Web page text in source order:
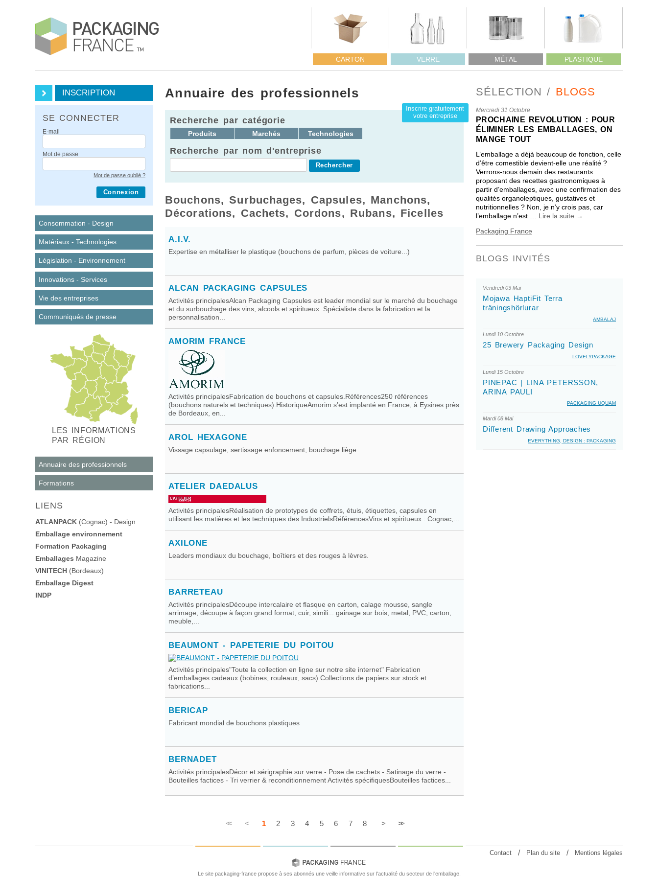
CARTON VERRE MÉTAL PLASTIQUE
INSCRIPTION
SE CONNECTER
E-mail
Mot de passe
Mot de passe oublié ?
Connexion
Consommation - Design
Matériaux - Technologies
Législation - Environnement
Innovations - Services
Vie des entreprises
Communiqués de presse
LES INFORMATIONS
PAR RÉGION
Annuaire des professionnels
Formations
LIENS
ATLANPACK (Cognac) - Design
Emballage environnement
Formation Packaging
Emballages Magazine
VINITECH (Bordeaux)
Emballage Digest
INDP
Annuaire des professionnels
Recherche par catégorie
Produits Marchés Technologies
Recherche par nom d'entreprise
Inscrire gratuitement
votre entreprise
Bouchons, Surbuchages, Capsules, Manchons,
Décorations, Cachets, Cordons, Rubans, Ficelles
A.I.V.
Expertise en métalliser le plastique (bouchons de parfum, pièces de voiture...)
ALCAN PACKAGING CAPSULES
Activités principalesAlcan Packaging Capsules est leader mondial sur le marché du bouchage
et du surbouchage des vins, alcools et spiritueux. Spécialiste dans la fabrication et la
personnalisation...
AMORIM FRANCE
Activités principalesFabrication de bouchons et capsules.Références250 références
(bouchons naturels et techniques).HistoriqueAmorim s’est implanté en France, à Eysines près
de Bordeaux, en...
AROL HEXAGONE
Vissage capsulage, sertissage enfoncement, bouchage liège
ATELIER DAEDALUS
Activités principalesRéalisation de prototypes de coffrets, étuis, étiquettes, capsules en
utilisant les matières et les techniques des IndustrielsRéférencesVins et spiritueux : Cognac,...
AXILONE
Leaders mondiaux du bouchage, boîtiers et des rouges à lèvres.
BARRETEAU
Activités principalesDécoupe intercalaire et flasque en carton, calage mousse, sangle
arrimage, découpe à façon grand format, cuir, simili... gainage sur bois, metal, PVC, carton,
meuble,...
BEAUMONT - PAPETERIE DU POITOU
Activités principales"Toute la collection en ligne sur notre site internet" Fabrication
d’emballages cadeaux (bobines, rouleaux, sacs) Collections de papiers sur stock et
fabrications...
BERICAP
Fabricant mondial de bouchons plastiques
BERNADET
Activités principalesDécor et sérigraphie sur verre - Pose de cachets - Satinage du verre -
Bouteilles factices - Tri verrier & reconditionnement Activités spécifiquesBouteilles factices...
<< < 1 2 3 4 5 6 7 8 > >>
SÉLECTION BLOGS
PROCHAINE REVOLUTION : POUR
ÉLIMINER LES EMBALLAGES, ON
MANGE TOUT
Mercredi 31 Octobre
L’emballage a déjà beaucoup de fonction, celle
d’être comestible devient-elle une réalité ?
Verrons-nous demain des restaurants
proposant des recettes gastronomiques à
partir d’emballages, avec une confirmation des
qualités organoleptiques, gustatives et
nutritionnelles ? Non, je n’y crois pas, car
l’emballage n’est … Lire la suite →
Packaging France
BLOGS INVITÉS
Mojawa HaptiFit Terra
träningshörlurar
Vendredi 03 Mai
AMBALAJ
25 Brewery Packaging Design
Lundi 10 Octobre
LOVELYPACKAGE
PINEPAC | LINA PETERSSON,
ARINA PAULI
Lundi 15 Octobre
PACKAGING UQUAM
Different Drawing Approaches
Mardi 08 Mai
EVERYTHING, DESIGN : PACKAGING
Le site packaging-france propose à ses abonnés une veille informative sur l'actualité du secteur de l'emballage.
Contact Plan du site Mentions légales